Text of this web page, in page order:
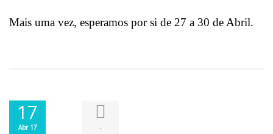
Mais uma vez, esperamos por si de 27 a 30 de Abril.
17
Abr 17 -